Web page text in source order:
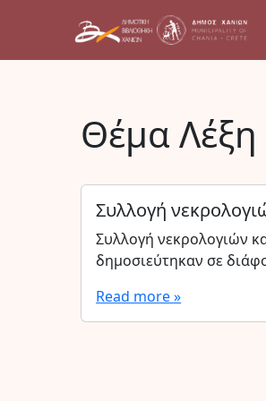
Θέμα Λέξη
Συλλογή
Συλλογή νεκρολογιών
δημοσιεύτηκαν σε
Read more »